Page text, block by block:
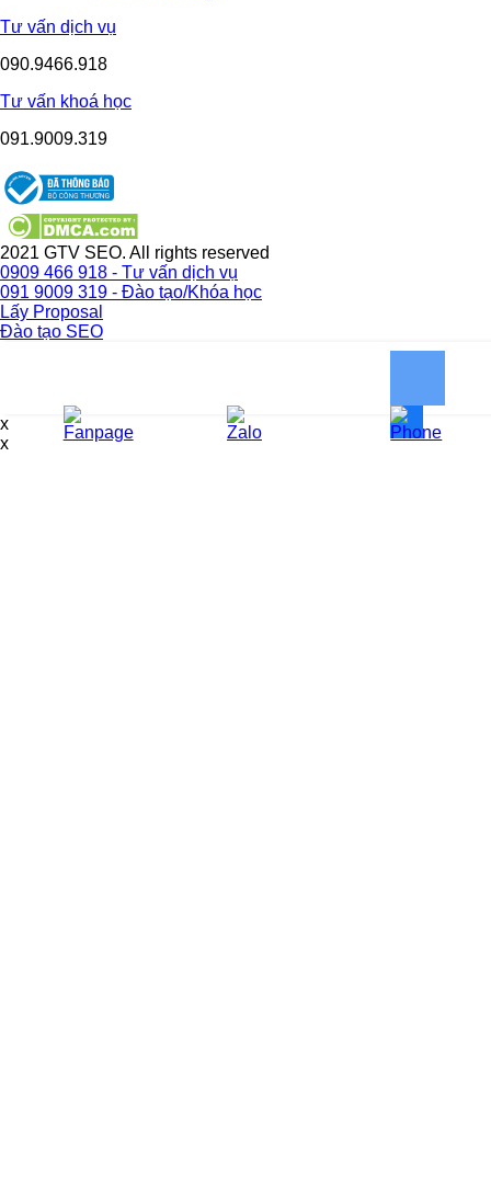
Tư vấn dịch vụ
090.9466.918
Tư vấn khoá học
091.9009.319
2021 GTV SEO. All rights reserved
0909 466 918 - Tư vấn dịch vụ
091 9009 319 - Đào tạo/Khóa học
Lấy Proposal
Đào tạo SEO
x
x